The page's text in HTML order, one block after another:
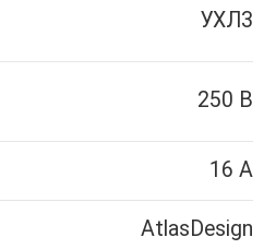
УХЛ3
250 В
16 А
AtlasDesign